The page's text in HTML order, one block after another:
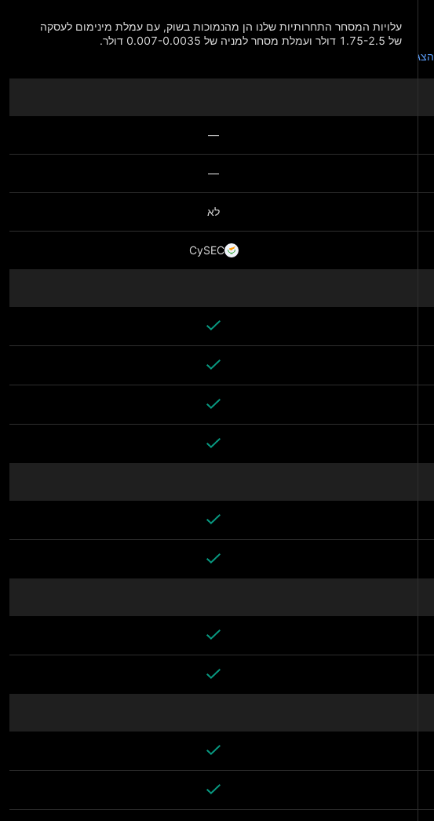
הצג עוד
עלויות המסחר התחרותיות שלנו הן מהנמוכות בשוק, עם עמלת מינימום לעסקה
של 1.75-2.5 דולר ועמלת מסחר למניה של 0.007-0.0035 דולר.
—
—
לא
CySEC